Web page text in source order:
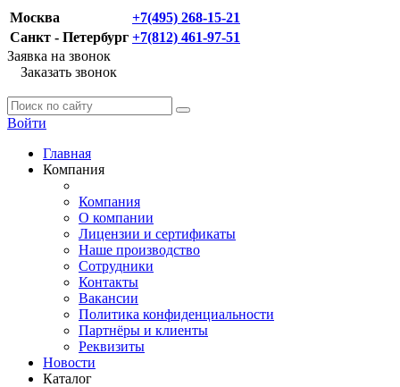
Москва
+7(495) 268-15-21
Санкт - Петербург +7(812) 461-97-51
Заявка на звонок
Заказать звонок
Войти
Главная
Компания
Компания
О компании
Лицензии и сертификаты
Наше производство
Сотрудники
Контакты
Вакансии
Политика конфиденциальности
Партнёры и клиенты
Реквизиты
Новости
Каталог